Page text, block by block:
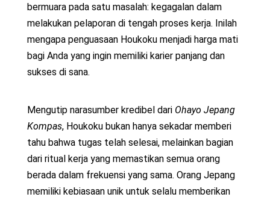
bermuara pada satu masalah: kegagalan dalam
melakukan pelaporan di tengah proses kerja. Inilah
mengapa penguasaan Houkoku menjadi harga mati
bagi Anda yang ingin memiliki karier panjang dan
sukses di sana.
Mengutip narasumber kredibel dari Ohayo Jepang
Kompas, Houkoku bukan hanya sekadar memberi
tahu bahwa tugas telah selesai, melainkan bagian
dari ritual kerja yang memastikan semua orang
berada dalam frekuensi yang sama. Orang Jepang
memiliki kebiasaan unik untuk selalu memberikan